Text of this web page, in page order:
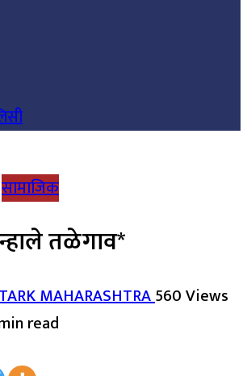
सामाजिक
तळेगाव*
MAHARASHTRA560 Views
read